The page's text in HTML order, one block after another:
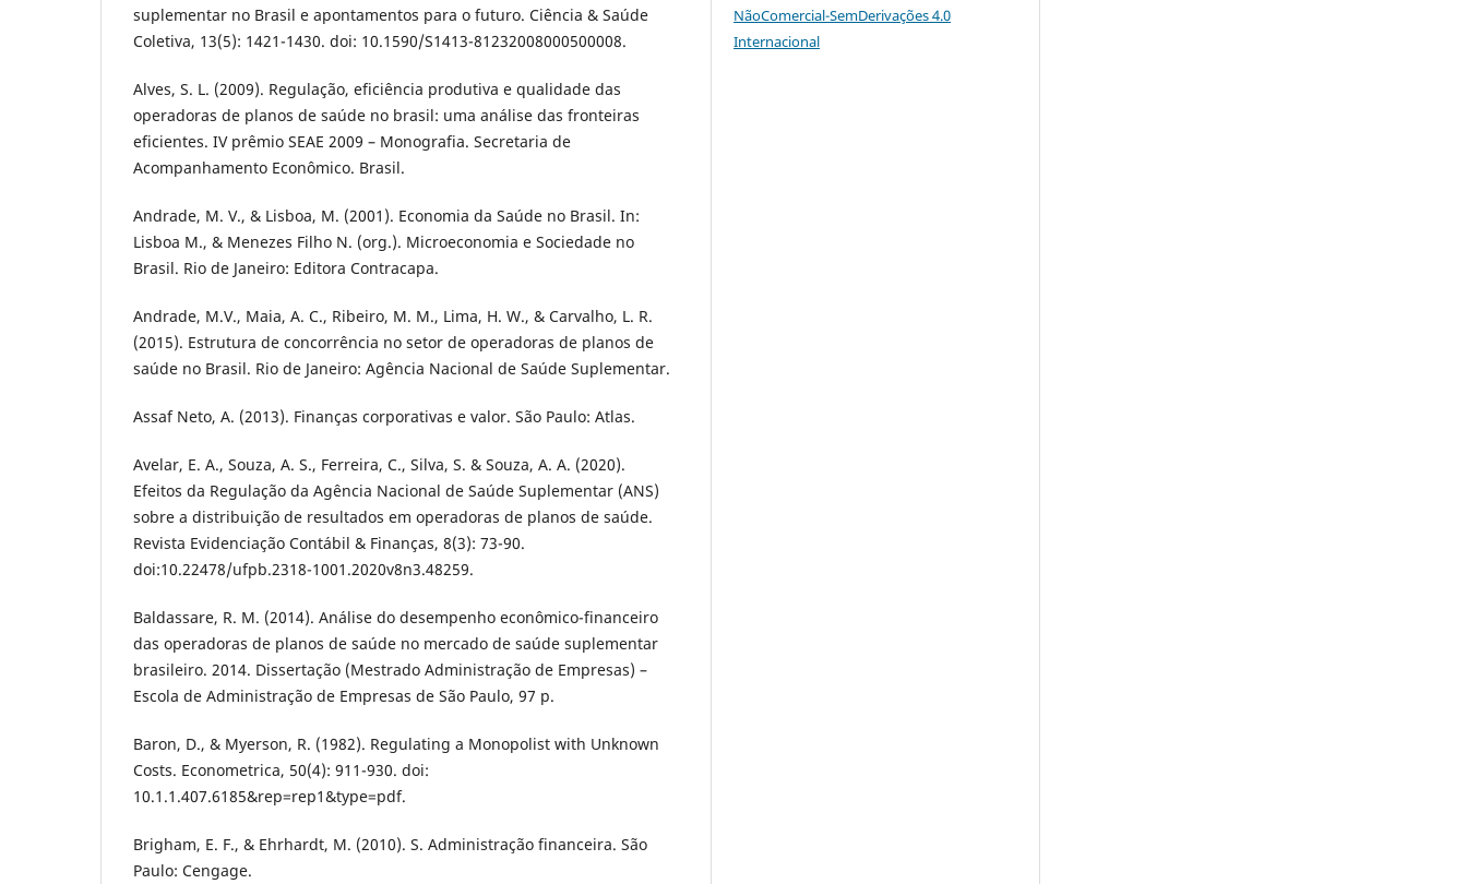
suplementar no Brasil e apontamentos para o futuro. Ciência & Saúde
Coletiva, 13(5): 1421-1430. doi: 10.1590/S1413-81232008000500008.
Alves, S. L. (2009). Regulação, eficiência produtiva e qualidade das
operadoras de planos de saúde no brasil: uma análise das fronteiras
eficientes. IV prêmio SEAE 2009 – Monografia. Secretaria de
Acompanhamento Econômico. Brasil.
Andrade, M. V., & Lisboa, M. (2001). Economia da Saúde no Brasil. In:
Lisboa M., & Menezes Filho N. (org.). Microeconomia e Sociedade no
Brasil. Rio de Janeiro: Editora Contracapa.
Andrade, M.V., Maia, A. C., Ribeiro, M. M., Lima, H. W., & Carvalho, L. R.
(2015). Estrutura de concorrência no setor de operadoras de planos de
saúde no Brasil. Rio de Janeiro: Agência Nacional de Saúde Suplementar.
Assaf Neto, A. (2013). Finanças corporativas e valor. São Paulo: Atlas.
Avelar, E. A., Souza, A. S., Ferreira, C., Silva, S. & Souza, A. A. (2020).
Efeitos da Regulação da Agência Nacional de Saúde Suplementar (ANS)
sobre a distribuição de resultados em operadoras de planos de saúde.
Revista Evidenciação Contábil & Finanças, 8(3): 73-90.
doi:10.22478/ufpb.2318-1001.2020v8n3.48259.
Baldassare, R. M. (2014). Análise do desempenho econômico-financeiro
das operadoras de planos de saúde no mercado de saúde suplementar
brasileiro. 2014. Dissertação (Mestrado Administração de Empresas) –
Escola de Administração de Empresas de São Paulo, 97 p.
Baron, D., & Myerson, R. (1982). Regulating a Monopolist with Unknown
Costs. Econometrica, 50(4): 911-930. doi:
10.1.1.407.6185&rep=rep1&type=pdf.
Brigham, E. F., & Ehrhardt, M. (2010). S. Administração financeira. São
Paulo: Cengage.
NãoComercial-SemDerivações 4.0
Internacional